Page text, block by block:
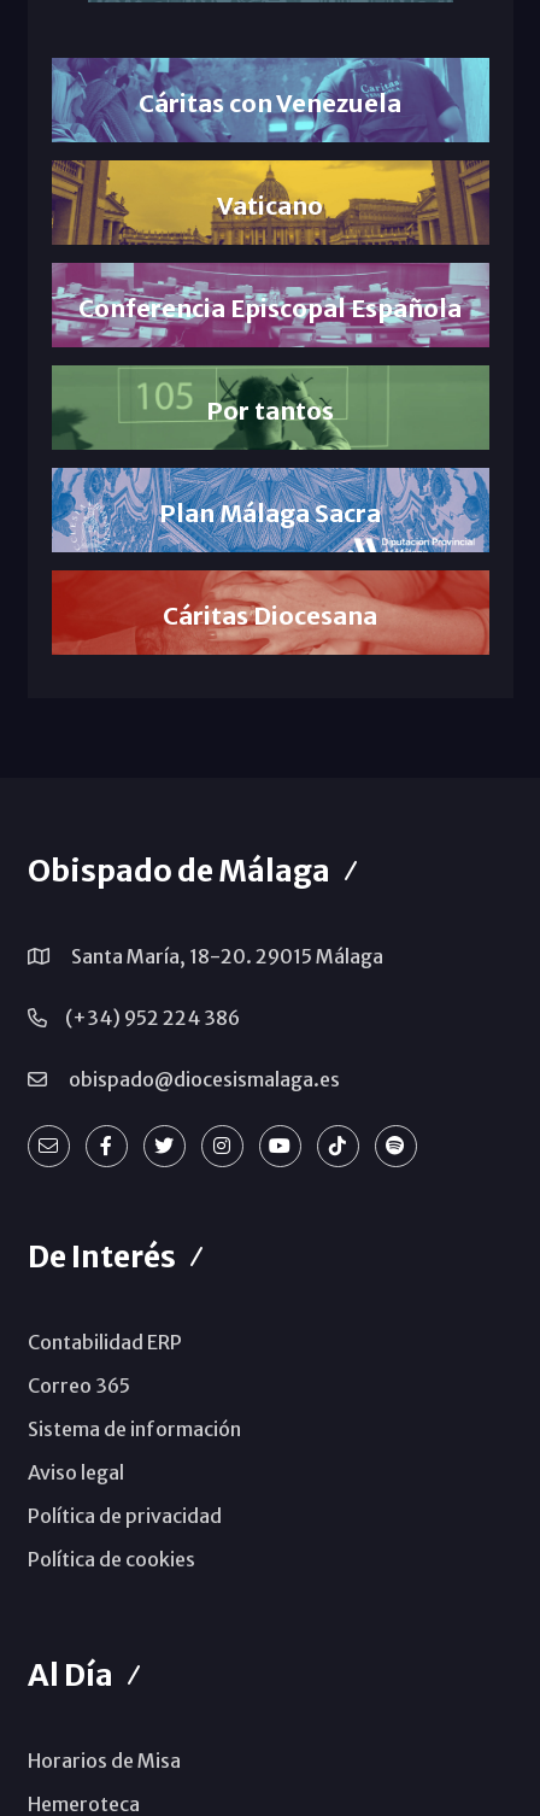
Cáritas con Venezuela
Vaticano
Conferencia Episcopal Española
Por tantos
Plan Málaga Sacra
Cáritas Diocesana
Obispado de Málaga
Santa María, 18-20. 29015 Málaga
(+34) 952 224 386
obispado@diocesismalaga.es
De Interés
Contabilidad ERP
Correo 365
Sistema de información
Aviso legal
Política de privacidad
Política de cookies
Al Día
Horarios de Misa
Hemeroteca